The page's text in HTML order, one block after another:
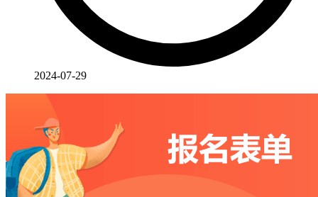
2024-07-29